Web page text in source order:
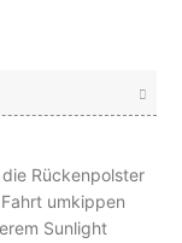
Rückenpolster
umkippen
Sunlight